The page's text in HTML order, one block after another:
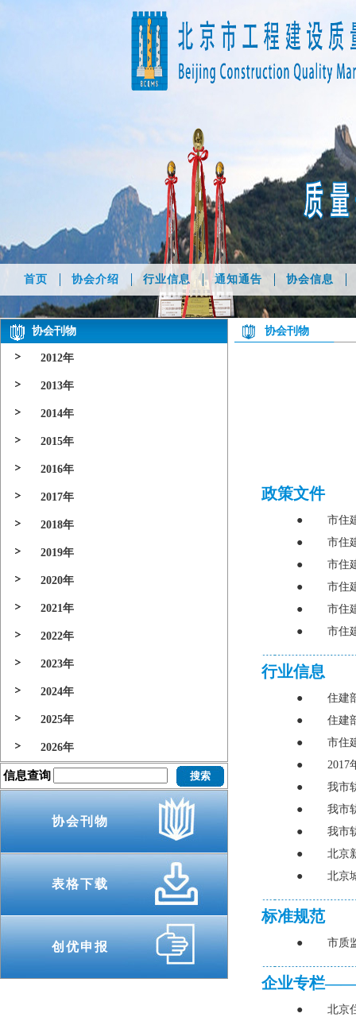
首页 协会介绍 行业信息 通知通告 协会信息
协会刊物
2012年
2013年
2014年
2015年
2016年
2017年
2018年
2019年
2020年
2021年
2022年
2023年
2024年
2025年
2026年
信息查询
协会刊物
表格下载
创优申报
协会刊物
政策文件
市住
●
市住
●
市住
●
市住
●
市住
●
市住
●
行业信息
住建
●
住建
●
市住
●
2017
●
我市
●
我市
●
我市
●
北京
●
北京
●
标准规范
市质
●
企业专栏——
北京
●